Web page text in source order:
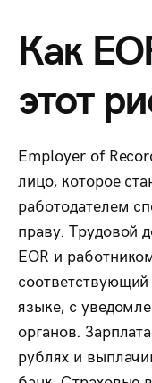
Как
этот
Employer of
лицо, которое
работодателем
праву. Трудовой
EOR и
соответствующий
языке, с
органов.
рублях и